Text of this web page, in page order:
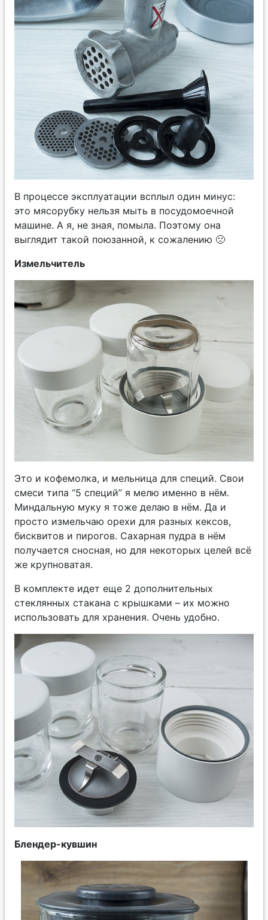
В процессе эксплуатации всплыл один минус:
это мясорубку нельзя мыть в посудомоечной
машине. А я, не зная, помыла. Поэтому она
выглядит такой поюзанной, к сожалению 🙁
Измельчитель
Это и кофемолка, и мельница для специй. Свои
смеси типа “5 специй” я мелю именно в нём.
Миндальную муку я тоже делаю в нём. Да и
просто измельчаю орехи для разных кексов,
бисквитов и пирогов. Сахарная пудра в нём
получается сносная, но для некоторых целей всё
же крупноватая.
В комплекте идет еще 2 дополнительных
стеклянных стакана с крышками – их можно
использовать для хранения. Очень удобно.
Блендер-кувшин